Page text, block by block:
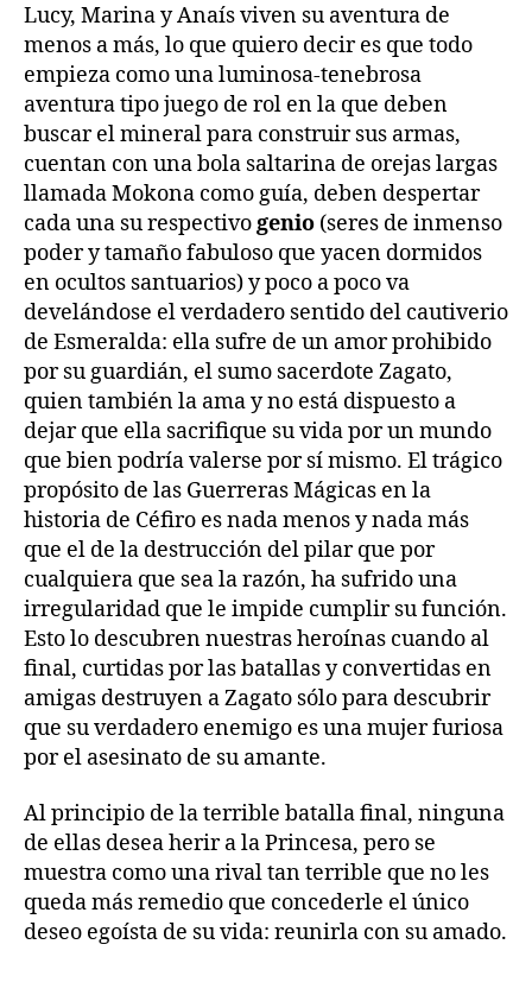
Lucy, Marina y Anaís viven su aventura de
menos a más, lo que quiero decir es que todo
empieza como una luminosa-tenebrosa
aventura tipo juego de rol en la que deben
buscar el mineral para construir sus armas,
cuentan con una bola saltarina de orejas largas
llamada Mokona como guía, deben despertar
cada una su respectivo genio (seres de inmenso
poder y tamaño fabuloso que yacen dormidos
en ocultos santuarios) y poco a poco va
develándose el verdadero sentido del cautiverio
de Esmeralda: ella sufre de un amor prohibido
por su guardián, el sumo sacerdote Zagato,
quien también la ama y no está dispuesto a
dejar que ella sacrifique su vida por un mundo
que bien podría valerse por sí mismo. El trágico
propósito de las Guerreras Mágicas en la
historia de Céfiro es nada menos y nada más
que el de la destrucción del pilar que por
cualquiera que sea la razón, ha sufrido una
irregularidad que le impide cumplir su función.
Esto lo descubren nuestras heroínas cuando al
final, curtidas por las batallas y convertidas en
amigas destruyen a Zagato sólo para descubrir
que su verdadero enemigo es una mujer furiosa
por el asesinato de su amante.
Al principio de la terrible batalla final, ninguna
de ellas desea herir a la Princesa, pero se
muestra como una rival tan terrible que no les
queda más remedio que concederle el único
deseo egoísta de su vida: reunirla con su amado.